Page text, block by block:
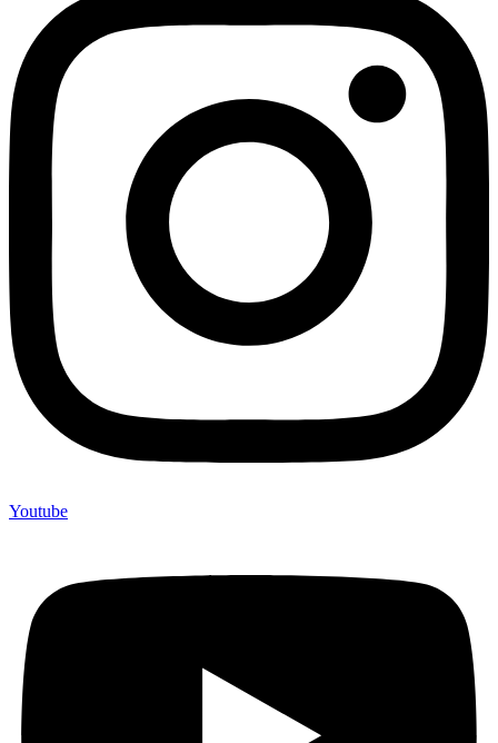
Youtube